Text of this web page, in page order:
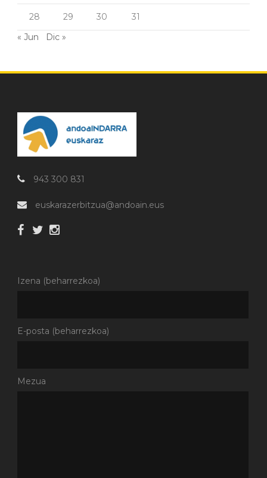
28 29 30
31
« Jun
Dic »
943 300 831
euskarazerbitzua@andoain.eus
Izena (beharrezkoa)
E-posta (beharrezkoa)
Mezua